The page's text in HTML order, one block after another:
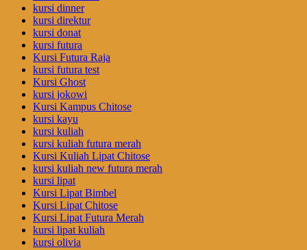
kursi dinner
kursi direktur
kursi donat
kursi futura
Kursi Futura Raja
kursi futura test
Kursi Ghost
kursi jokowi
Kursi Kampus Chitose
kursi kayu
kursi kuliah
kursi kuliah futura merah
Kursi Kuliah Lipat Chitose
kursi kuliah new futura merah
kursi lipat
Kursi Lipat Bimbel
Kursi Lipat Chitose
Kursi Lipat Futura Merah
kursi lipat kuliah
kursi olivia